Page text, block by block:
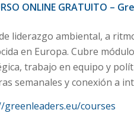
ONLINE GRATUITO –
liderazgo ambiental, a
en Europa. Cubre
trabajo en equipo y
semanales y conexión a
greenleaders.eu/courses